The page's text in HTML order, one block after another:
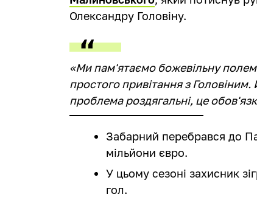
Олександру Головіну.
«Ми пам'ятаємо божевільну
простого привітання з
проблема роздягальні, це
Забарний перебрався до
мільйони євро.
У цьому сезоні захисник
гол.